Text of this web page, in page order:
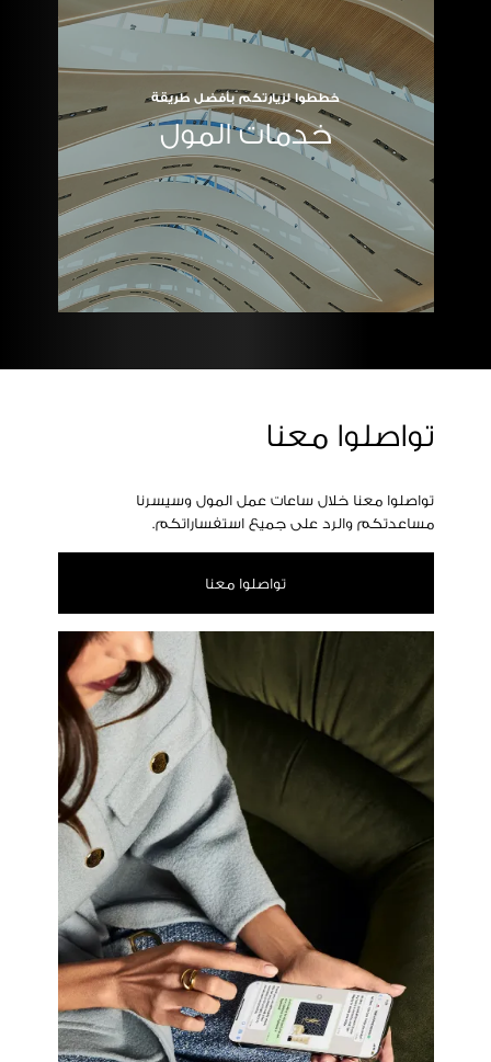
خططوا لزيارتكم بأفضل طريقة
خدمات المول
تواصلوا معنا
تواصلوا معنا خلال ساعات عمل المول وسيسرنا
مساعدتكم والرد على جميع استفساراتكم.
تواصلوا معنا